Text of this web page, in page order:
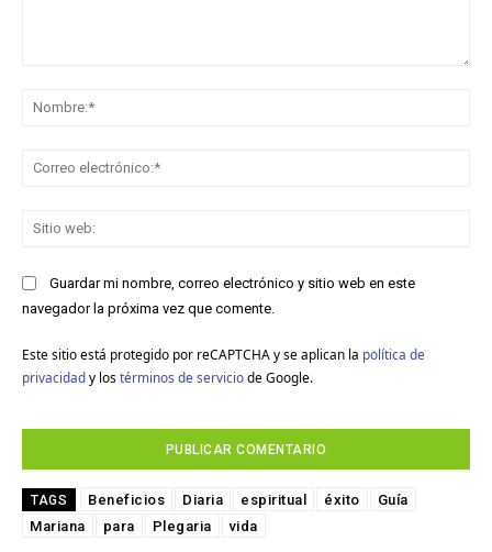
Guardar mi nombre, correo electrónico y sitio web en este
navegador la próxima vez que comente.
Este sitio está protegido por reCAPTCHA y se aplican la política de
privacidady los términos de serviciode Google.
TAGS Beneficios Diaria espiritual éxito
Guía
Mariana
para Plegaria vida